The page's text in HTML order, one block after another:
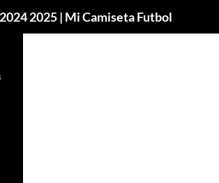
2025 | Mi Camiseta Futbol